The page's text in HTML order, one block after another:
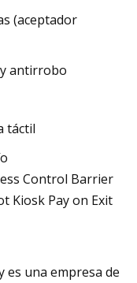
(aceptador
antirrobo
táctil
una empresa de